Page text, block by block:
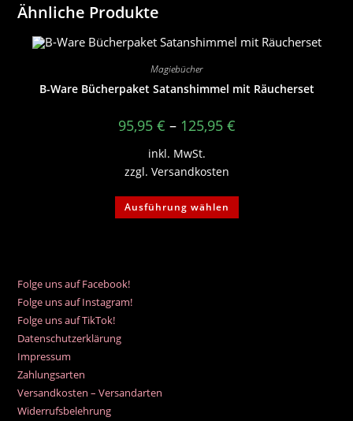
Ähnliche Produkte
Magiebücher
B-Ware Bücherpaket Satanshimmel mit Räucherset
95,95 € – 125,95 €
inkl. MwSt.
zzgl. Versandkosten
Ausführung wählen Dieses
weist
Folge uns auf Facebook!
Folge uns auf Instagram!
Folge uns auf TikTok!
Datenschutzerklärung
Impressum
Zahlungsarten
Versandkosten – Versandarten
Widerrufsbelehrung